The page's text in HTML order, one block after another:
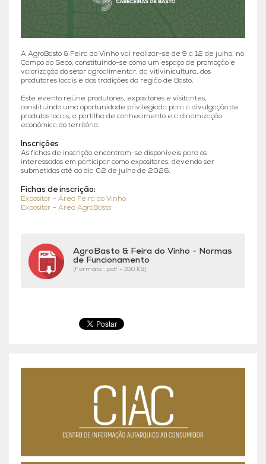
A AgroBasto & Feira do Vinho vai realizar-se de 9 a 12 de julho, no
Campo do Seco, constituindo-se como um espaço de promoção e
valorização do setor agroalimentar, da vitivinicultura, dos
produtores locais e das tradições da região de Basto.
Este evento reúne produtores, expositores e visitantes,
constituindo uma oportunidade privilegiada para a divulgação de
produtos locais, a partilha de conhecimento e a dinamização
económica do território.
Inscrições
As fichas de inscrição encontram-se disponíveis para os
interessados em participar como expositores, devendo ser
submetidas até ao dia 02 de julho de 2026.
Fichas de inscrição:
Expositor – Área Feira do Vinho
Expositor – Área AgroBasto
AgroBasto & Feira do Vinho - Normas
de Funcionamento
[Formato . pdf - 330 KB]